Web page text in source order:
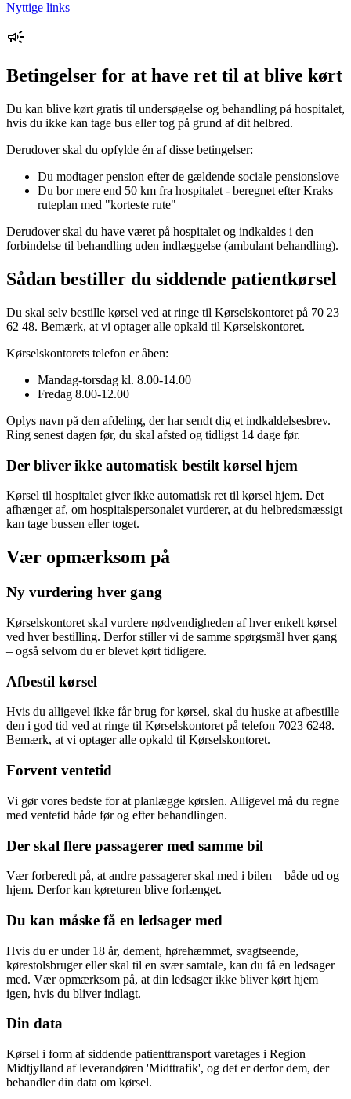
Nyttige links
Betingelser for at have ret til at blive kørt
Du kan blive kørt gratis til undersøgelse og behandling på hospitalet,
hvis du ikke kan tage bus eller tog på grund af dit helbred.
Derudover skal du opfylde én af disse betingelser:
Du modtager pension efter de gældende sociale pensionslove
Du bor mere end 50 km fra hospitalet - beregnet efter Kraks
ruteplan med "korteste rute"
Derudover skal du have været på hospitalet og indkaldes i den
forbindelse til behandling uden indlæggelse (ambulant behandling).
Sådan bestiller du siddende patientkørsel
Du skal selv bestille kørsel ved at ringe til Kørselskontoret på 70 23
62 48. Bemærk, at vi optager alle opkald til Kørselskontoret.
Kørselskontorets telefon er åben:
Mandag-torsdag kl. 8.00-14.00
Fredag 8.00-12.00
Oplys navn på den afdeling, der har sendt dig et indkaldelsesbrev.
Ring senest dagen før, du skal afsted og tidligst 14 dage før.
Der bliver ikke automatisk bestilt kørsel hjem
Kørsel til hospitalet giver ikke automatisk ret til kørsel hjem. Det
afhænger af, om hospitalspersonalet vurderer, at du helbredsmæssigt
kan tage bussen eller toget.
Vær opmærksom på
Ny vurdering hver gang
Kørselskontoret skal vurdere nødvendigheden af hver enkelt kørsel
ved hver bestilling. Derfor stiller vi de samme spørgsmål hver gang
– også selvom du er blevet kørt tidligere.
Afbestil kørsel
Hvis du alligevel ikke får brug for kørsel, skal du huske at afbestille
den i god tid ved at ringe til Kørselskontoret på telefon 7023 6248.
Bemærk, at vi optager alle opkald til Kørselskontoret.
Forvent ventetid
Vi gør vores bedste for at planlægge kørslen. Alligevel må du regne
med ventetid både før og efter behandlingen.
Der skal flere passagerer med samme bil
Vær forberedt på, at andre passagerer skal med i bilen – både ud og
hjem. Derfor kan køreturen blive forlænget.
Du kan måske få en ledsager med
Hvis du er under 18 år, dement, hørehæmmet, svagtseende,
kørestolsbruger eller skal til en svær samtale, kan du få en ledsager
med. Vær opmærksom på, at din ledsager ikke bliver kørt hjem
igen, hvis du bliver indlagt.
Din data
Kørsel i form af siddende patienttransport varetages i Region
Midtjylland af leverandøren 'Midttrafik', og det er derfor dem, der
behandler din data om kørsel.